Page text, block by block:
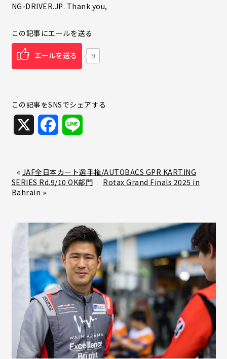
NG-DRIVER.JP. Thank you,
この記事にエールを送る
エールを送る 9
この記事をSNSでシェアする
e
o
o
k
e
« JAF全日本カート選手権/AUTOBACS GPR KARTING
SERIES Rd.9/10 OK部門
Rotax Grand Finals 2025 in
Bahrain »